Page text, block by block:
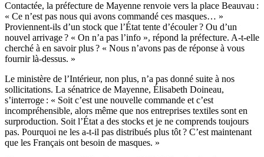
Contactée, la préfecture de Mayenne renvoie vers la place Beauvau :
« Ce n’est pas nous qui avons commandé ces masques… »
Proviennent-ils d’un stock que l’État tente d’écouler ? Ou d’un
nouvel arrivage ? « On n’a pas l’info », répond la préfecture. A-t-elle
cherché à en savoir plus ? « Nous n’avons pas de réponse à vous
fournir là-dessus. »
Le ministère de l’Intérieur, non plus, n’a pas donné suite à nos
sollicitations. La sénatrice de Mayenne, Élisabeth Doineau,
s’interroge : « Soit c’est une nouvelle commande et c’est
incompréhensible, alors même que nos entreprises textiles sont en
surproduction. Soit l’État a des stocks et je ne comprends toujours
pas. Pourquoi ne les a-t-il pas distribués plus tôt ? C’est maintenant
que les Français ont besoin de masques. »